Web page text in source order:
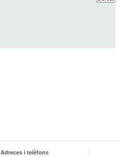
Adreces i telèfons